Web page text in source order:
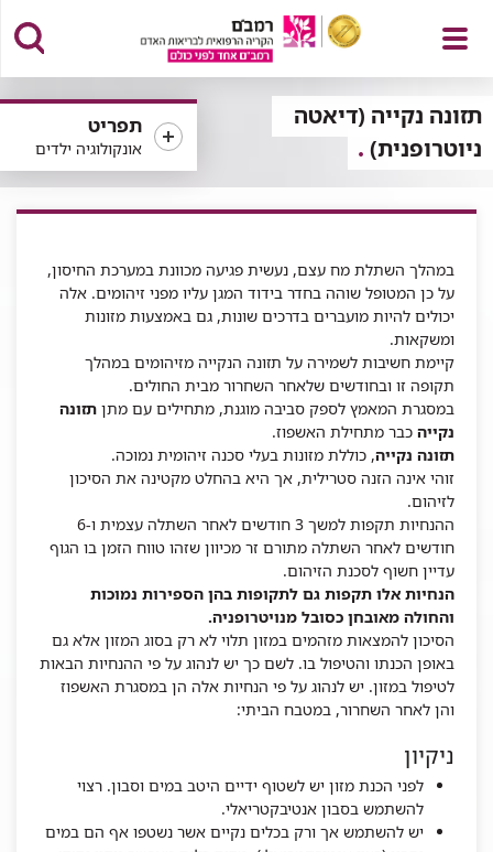
פתח
תפריט
תפריט
אונקולוגיה ילדים
תזונה נקייה (דיאטה
ניוטרופנית)
במהלך השתלת מח עצם, נעשית פגיעה מכוונת במערכת החיסון,
על כן המטופל שוהה בחדר בידוד המגן עליו מפני זיהומים. אלה
יכולים להיות מועברים בדרכים שונות, גם באמצעות מזונות
ומשקאות.
קיימת חשיבות לשמירה על תזונה הנקייה מזיהומים במהלך
תקופה זו ובחודשים שלאחר השחרור מבית החולים.
במסגרת המאמץ לספק סביבה מוגנת, מתחילים עם מתן תזונה
נקייה כבר מתחילת האשפוז.
תזונה נקייה, כוללת מזונות בעלי סכנה זיהומית נמוכה.
זוהי אינה הזנה סטרילית, אך היא בהחלט מקטינה את הסיכון
לזיהום.
ההנחיות תקפות למשך 3 חודשים לאחר השתלה עצמית ו-6
חודשים לאחר השתלה מתורם זר מכיוון שזהו טווח הזמן בו הגוף
עדיין חשוף לסכנת הזיהום.
הנחיות אלו תקפות גם לתקופות בהן הספירות נמוכות
והחולה מאובחן כסובל מנויטרופניה.
הסיכון להמצאות מזהמים במזון תלוי לא רק בסוג המזון אלא גם
באופן הכנתו והטיפול בו. לשם כך יש לנהוג על פי ההנחיות הבאות
לטיפול במזון. יש לנהוג על פי הנחיות אלה הן במסגרת האשפוז
והן לאחר השחרור, במטבח הביתי:
ניקיון
לפני הכנת מזון יש לשטוף ידיים היטב במים וסבון. רצוי
להשתמש בסבון אנטיבקטריאלי.
יש להשתמש אך ורק בכלים נקיים אשר נשטפו אף הם במים